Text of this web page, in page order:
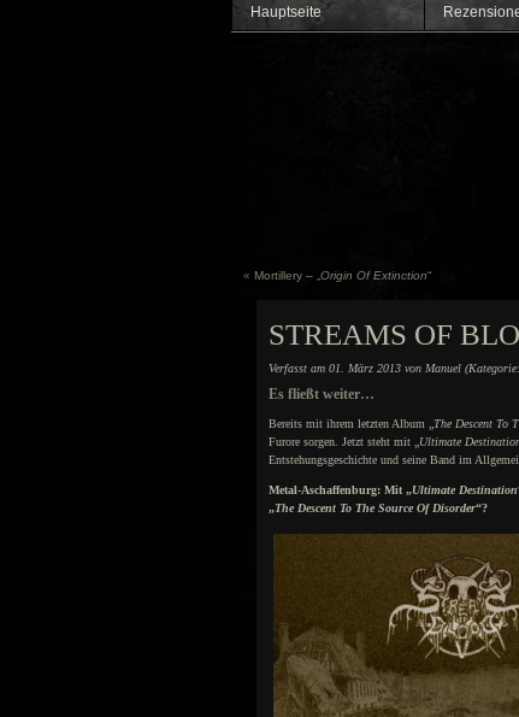
Hauptseite
« Mortillery – „ Origin Of Extinction“
STREAMS OF
Verfasst am 01. März 2013 von Manuel (Kategorie:
Es fließt weiter…
Bereits mit ihrem letzten Album „ The Descent To
Furore sorgen. Jetzt steht mit „ Ultimate
Entstehungsgeschichte und seine Band im
Metal-Aschaffenburg: Mit „Ultimate Destination
„The Descent To The Source Of Disorder“?